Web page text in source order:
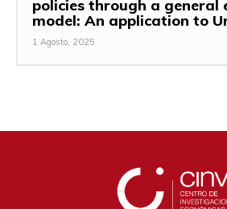
policies through a general
model: An application to
1 Agosto, 2025